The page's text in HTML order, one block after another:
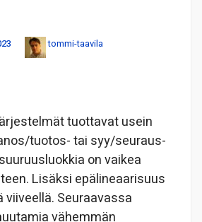
tommi-taavila
tuottavat usein
tuotos- tai syy/seuraus-
on vaikea
Lisäksi epälineaarisuus
viiveellä. Seuraavassa
vähemmän